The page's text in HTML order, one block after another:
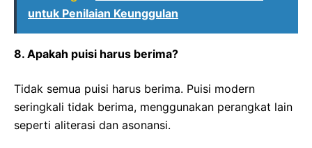
untuk Penilaian Keunggulan
8. Apakah puisi harus berima?
Tidak semua puisi harus berima. Puisi modern
seringkali tidak berima, menggunakan perangkat lain
seperti aliterasi dan asonansi.